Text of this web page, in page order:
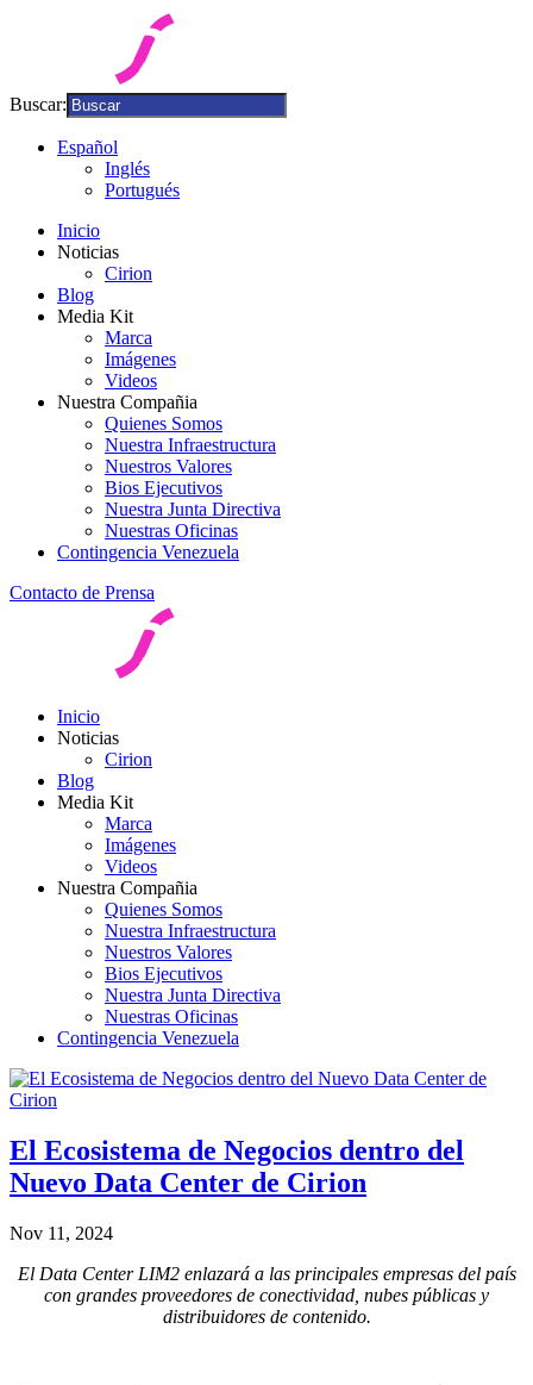
Buscar:
Español
Inglés
Portugués
Inicio
Noticias
Cirion
Blog
Media Kit
Marca
Imágenes
Videos
Nuestra Compañia
Quienes Somos
Nuestra Infraestructura
Nuestros Valores
Bios Ejecutivos
Nuestra Junta Directiva
Nuestras Oficinas
Contingencia Venezuela
Contacto de Prensa
Inicio
Noticias
Cirion
Blog
Media Kit
Marca
Imágenes
Videos
Nuestra Compañia
Quienes Somos
Nuestra Infraestructura
Nuestros Valores
Bios Ejecutivos
Nuestra Junta Directiva
Nuestras Oficinas
Contingencia Venezuela
El Ecosistema de Negocios dentro del
Nuevo Data Center de Cirion
Nov 11, 2024
El Data Center LIM2 enlazará a las principales empresas del país
con grandes proveedores de conectividad, nubes públicas y
distribuidores de contenido.